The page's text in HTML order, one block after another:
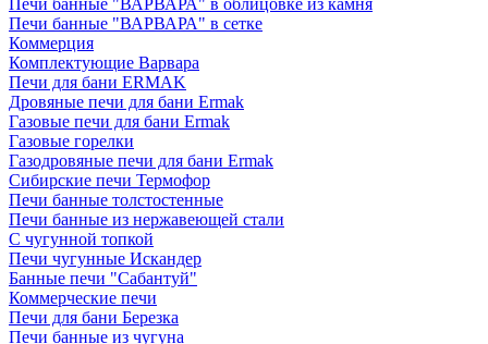
Печи банные "ВАРВАРА" в облицовке из камня
Печи банные "ВАРВАРА" в сетке
Коммерция
Комплектующие Варвара
Печи для бани ERMAK
Дровяные печи для бани Ermak
Газовые печи для бани Ermak
Газовые горелки
Газодровяные печи для бани Ermak
Сибирские печи Термофор
Печи банные толстостенные
Печи банные из нержавеющей стали
С чугунной топкой
Печи чугунные Искандер
Банные печи "Сабантуй"
Коммерческие печи
Печи для бани Березка
Печи банные из чугуна